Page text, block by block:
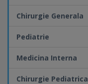
Chirurgie Generala
Pediatrie
Medicina Interna
Chirurgie Pediatrica